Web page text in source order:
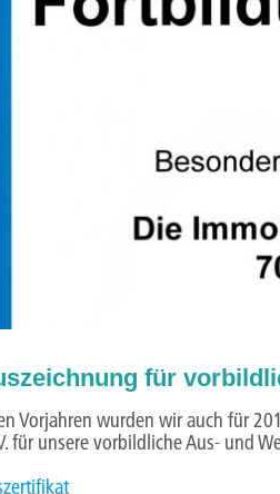
für
Vorjahren wurden wir auch für
für unsere vorbildliche Aus- und